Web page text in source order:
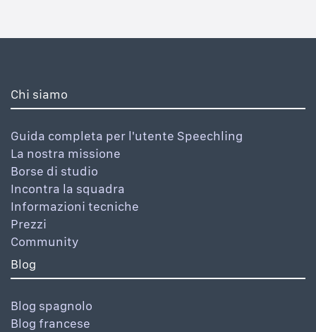
Chi siamo
Guida completa per l'utente Speechling
La nostra missione
Borse di studio
Incontra la squadra
Informazioni tecniche
Prezzi
Community
Blog
Blog spagnolo
Blog francese